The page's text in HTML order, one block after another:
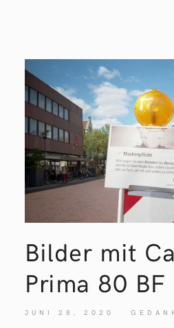
Bilder mit
Prima 80 BF
JUNI 28, 2020